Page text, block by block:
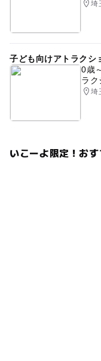
埼
子ども向けアトラクシ
0歳
ラク
埼
いこーよ限定！お